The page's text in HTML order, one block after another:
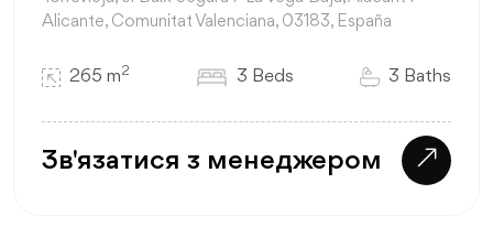
Alicante, Comunitat Valenciana, 03183, España
265 m2 3 Beds 3 Baths
Зв'язатися з менеджером